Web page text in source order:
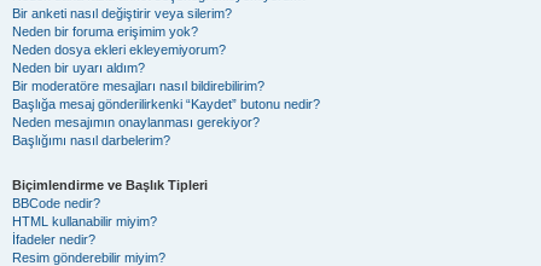
Bir anketi nasıl değiştirir veya silerim?
Neden bir foruma erişimim yok?
Neden dosya ekleri ekleyemiyorum?
Neden bir uyarı aldım?
Bir moderatöre mesajları nasıl bildirebilirim?
Başlığa mesaj gönderilirkenki “Kaydet” butonu nedir?
Neden mesajımın onaylanması gerekiyor?
Başlığımı nasıl darbelerim?
Biçimlendirme ve Başlık Tipleri
BBCode nedir?
HTML kullanabilir miyim?
İfadeler nedir?
Resim gönderebilir miyim?